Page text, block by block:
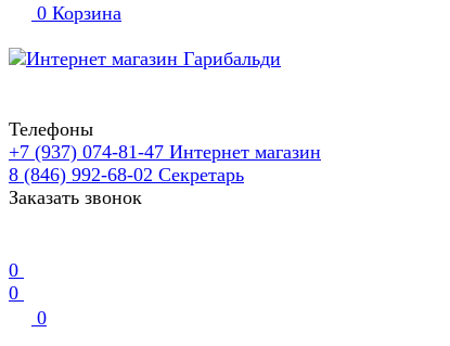
0 Корзина
Телефоны
+7 (937) 074-81-47 Интернет магазин
8 (846) 992-68-02 Секретарь
Заказать звонок
0
0
0